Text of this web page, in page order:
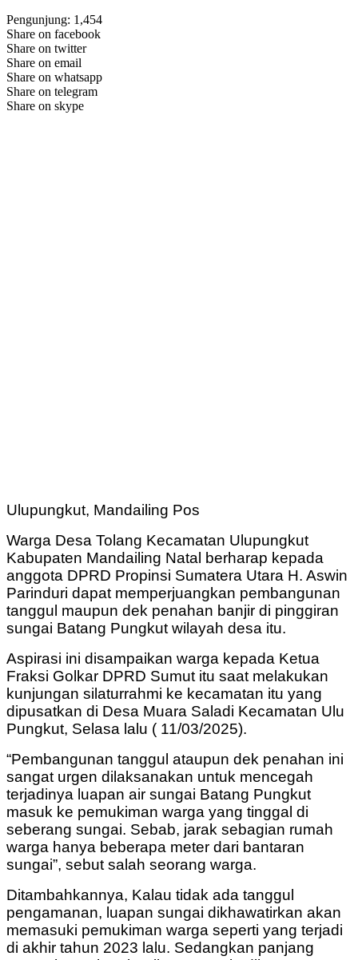
Pengunjung: 1,454
Share on facebook
Share on twitter
Share on email
Share on whatsapp
Share on telegram
Share on skype
Ulupungkut, Mandailing Pos
Warga Desa Tolang Kecamatan Ulupungkut
Kabupaten Mandailing Natal berharap kepada
anggota DPRD Propinsi Sumatera Utara H. Aswin
Parinduri dapat memperjuangkan pembangunan
tanggul maupun dek penahan banjir di pinggiran
sungai Batang Pungkut wilayah desa itu.
Aspirasi ini disampaikan warga kepada Ketua
Fraksi Golkar DPRD Sumut itu saat melakukan
kunjungan silaturrahmi ke kecamatan itu yang
dipusatkan di Desa Muara Saladi Kecamatan Ulu
Pungkut, Selasa lalu ( 11/03/2025).
“Pembangunan tanggul ataupun dek penahan ini
sangat urgen dilaksanakan untuk mencegah
terjadinya luapan air sungai Batang Pungkut
masuk ke pemukiman warga yang tinggal di
seberang sungai. Sebab, jarak sebagian rumah
warga hanya beberapa meter dari bantaran
sungai”, sebut salah seorang warga.
Ditambahkannya, Kalau tidak ada tanggul
pengamanan, luapan sungai dikhawatirkan akan
memasuki pemukiman warga seperti yang terjadi
di akhir tahun 2023 lalu. Sedangkan panjang